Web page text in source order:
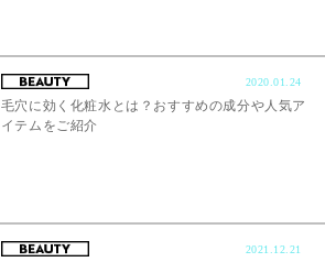
2020.01.24
毛穴に効く化粧水とは？おすすめの成分や人気ア
イテムをご紹介
2021.12.21